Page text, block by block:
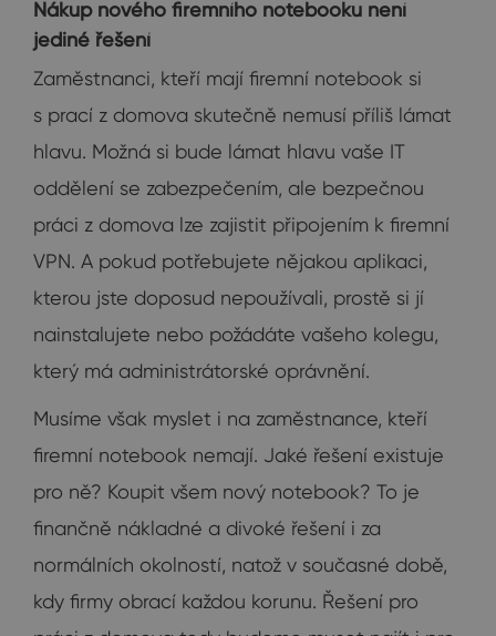
Nákup nového firemního notebooku není
jediné řešení
Zaměstnanci, kteří mají firemní notebook si
s prací z domova skutečně nemusí příliš lámat
hlavu. Možná si bude lámat hlavu vaše IT
oddělení se zabezpečením, ale bezpečnou
práci z domova lze zajistit připojením k firemní
VPN. A pokud potřebujete nějakou aplikaci,
kterou jste doposud nepoužívali, prostě si jí
nainstalujete nebo požádáte vašeho kolegu,
který má administrátorské oprávnění.
Musíme však myslet i na zaměstnance, kteří
firemní notebook nemají. Jaké řešení existuje
pro ně? Koupit všem nový notebook? To je
finančně nákladné a divoké řešení i za
normálních okolností, natož v současné době,
kdy firmy obrací každou korunu. Řešení pro